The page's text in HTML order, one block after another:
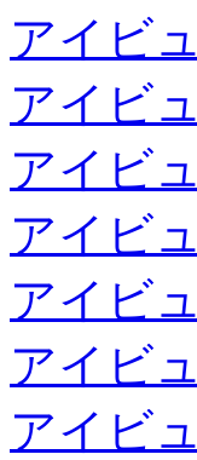
アイビ
アイビ
アイビ
アイビ
アイビ
アイビ
アイビ